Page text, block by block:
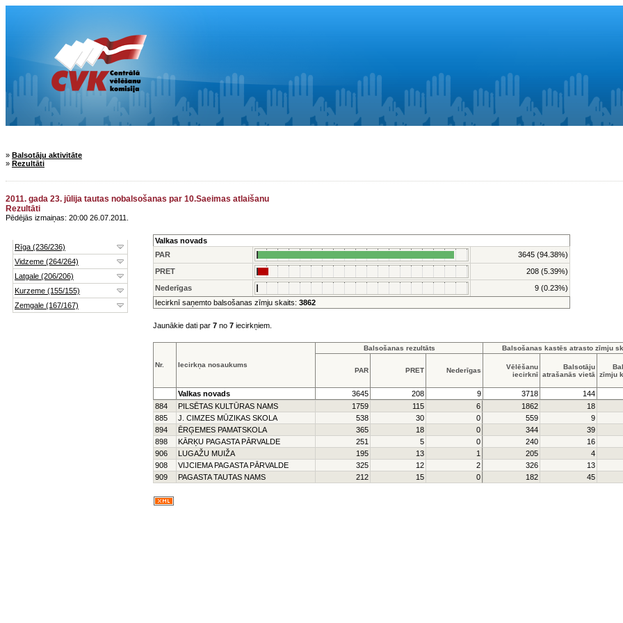
» Balsotāju aktivitāte
» Rezultāti
2011. gada 23. jūlija tautas nobalsošanas par 10.Saeimas atlaišanu
Rezultāti
Pēdējās izmaiņas: 20:00 26.07.2011.
Valkas novads
PAR
3645 (94.38%)
PRET
208 (5.39%)
Nederīgas
9 (0.23%)
Iecirknī saņemto balsošanas zīmju skaits: 3862
Jaunākie dati par 7 no 7 iecirkņiem.
Nr. Iecirkņa nosaukums
Balsošanas rezultāts Balsošanas kastēs atrasto zīmju
PAR PRET Nederīgas
Vēlēšanu
iecirknī
Balsotāju
atrašanās vietā
zīmju
Valkas novads 3645 208 9 3718 144
884
PILSĒTAS KULTŪRAS NAMS 1759 115 6 1862 18
885
J. CIMZES MŪZIKAS SKOLA 538 30 0 559 9
894
ĒRĢEMES PAMATSKOLA 365 18 0 344 39
898
KĀRĶU PAGASTA PĀRVALDE 251 5 0 240 16
906
LUGAŽU MUIŽA 195 13 1 205 4
908
VIJCIEMA PAGASTA PĀRVALDE 325 12 2 326 13
909
PAGASTA TAUTAS NAMS 212 15 0 182 45